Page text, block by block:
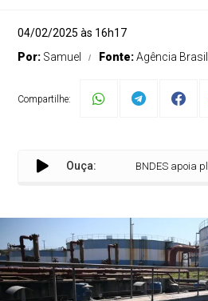
04/02/2025 às 16h17
Por: Samuel Fonte:Agência Brasil
Compartilhe:
Ouça: BNDES apoia